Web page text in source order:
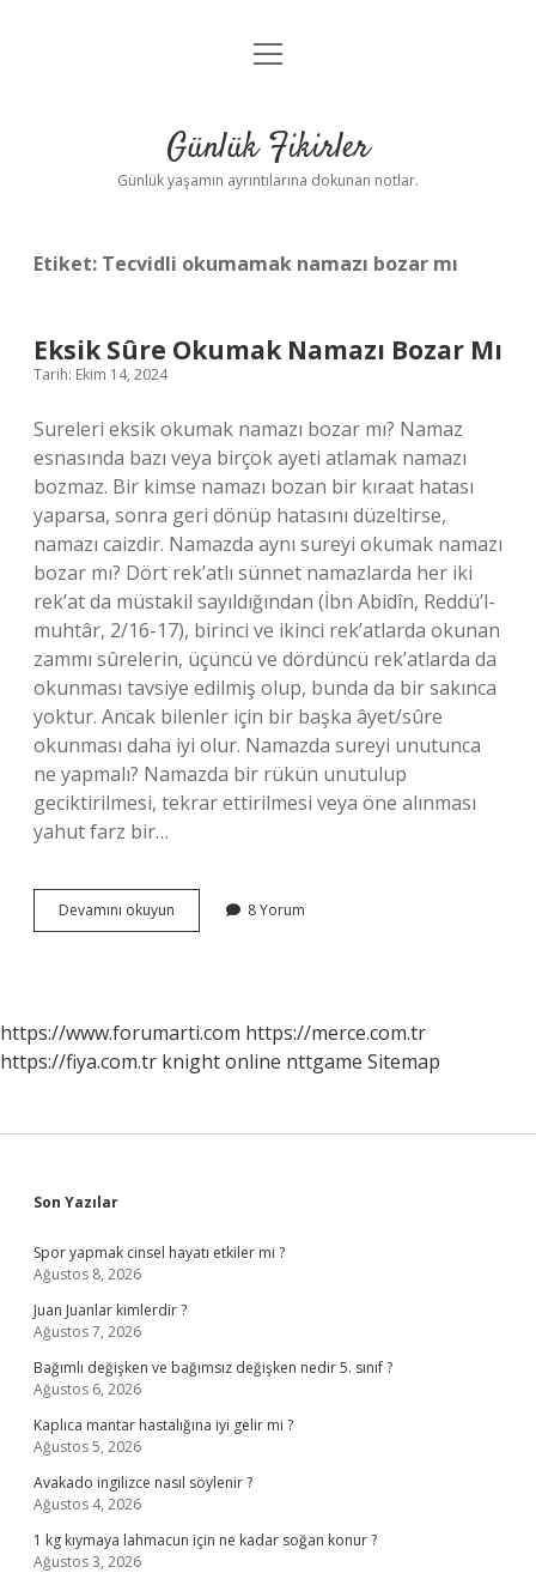
Anasayfa
Yasal Uyarı
menüyü
Günlük Fikirler
Günlük yaşamın ayrıntılarına dokunan notlar.
Etiket: Tecvidli okumamak namazı bozar mı
Eksik Sûre Okumak Namazı Bozar Mı
Tarih: Ekim 14, 2024
Sureleri eksik okumak namazı bozar mı? Namaz
esnasında bazı veya birçok ayeti atlamak namazı
bozmaz. Bir kimse namazı bozan bir kıraat hatası
yaparsa, sonra geri dönüp hatasını düzeltirse,
namazı caizdir. Namazda aynı sureyi okumak namazı
bozar mı? Dört rek’atlı sünnet namazlarda her iki
rek’at da müstakil sayıldığından (İbn Abidîn, Reddü’l-
muhtâr, 2/16-17), birinci ve ikinci rek’atlarda okunan
zammı sûrelerin, üçüncü ve dördüncü rek’atlarda da
okunması tavsiye edilmiş olup, bunda da bir sakınca
yoktur. Ancak bilenler için bir başka âyet/sûre
okunması daha iyi olur. Namazda sureyi unutunca
ne yapmalı? Namazda bir rükün unutulup
geciktirilmesi, tekrar ettirilmesi veya öne alınması
yahut farz bir…
Devamını okuyun
Sûre
8 Yorum
https://www.forumarti.com https://merce.com.tr
https://fiya.com.tr knight online nttgame Sitemap
Sidebar
Son Yazılar
Spor yapmak cinsel hayatı etkiler mi ?
Ağustos 8, 2026
Juan Juanlar kimlerdir ?
Ağustos 7, 2026
Bağımlı değişken ve bağımsız değişken nedir 5. sınıf ?
Ağustos 6, 2026
Kaplıca mantar hastalığına iyi gelir mi ?
Ağustos 5, 2026
Avakado ingilizce nasıl söylenir ?
Ağustos 4, 2026
1 kg kıymaya lahmacun için ne kadar soğan konur ?
Ağustos 3, 2026